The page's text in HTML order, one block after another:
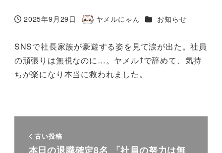
投稿日
2025年9月29日
著
ヤメルにゃん カテゴリー
お知らせ
SNSで社長家族が豪遊する姿を見て涙が出た。社員
の頑張りは無視なのに…。ヤメル⤴で辞めて、気持
ちが楽になり本当に救われました。
古い投稿
本日の退職確定8名 「社員の努力は無